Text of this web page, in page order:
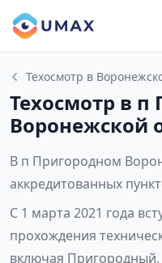
Техосмотр в
Техосмотр в
Воронежской
В п Пригородном
аккредитованных
С 1 марта 2021 года
прохождения
включая Пригородный.